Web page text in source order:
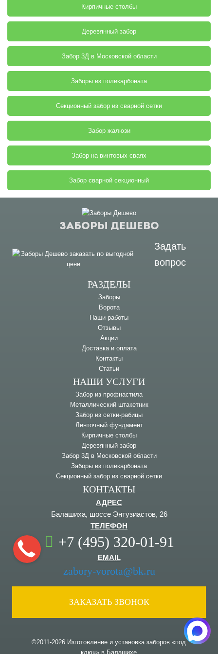
Кирпичные столбы
Деревянный забор
Забор 3Д в Московской области
Заборы из поликарбоната
Секционный забор из сварной сетки
Забор жалюзи
Забор на винтовых сваях
Забор сварной секционный
ЗАБОРЫ ДЕШЕВО
Задать
вопрос
РАЗДЕЛЫ
Заборы
Ворота
Наши работы
Отзывы
Акции
Доставка и оплата
Контакты
Статьи
НАШИ УСЛУГИ
Забор из профнастила
Металлический штакетник
Забор из сетки-рабицы
Ленточный фундамент
Кирпичные столбы
Деревянный забор
Забор 3Д в Московской области
Заборы из поликарбоната
Секционный забор из сварной сетки
КОНТАКТЫ
АДРЕС
Балашиха, шоссе Энтузиастов, 26
ТЕЛЕФОН
+7 (495) 320-01-91
EMAIL
zabory-vorota@bk.ru
ЗАКАЗАТЬ ЗВОНОК
©2011-2026 Изготовление и установка заборов «под
ключ» в Балашихе